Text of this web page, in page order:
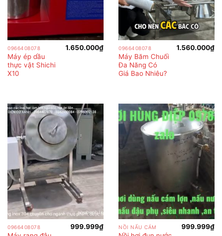
0966408078
Máy ép dầu
thực vật Shichi
X10
1.650.000₫ 0966408078
Máy Băm Chuối
Đa Năng Có
Giá Bao Nhiêu?
1.560.000₫
0966408078 999.999₫ NỒI NẤU CÁM 999.999₫